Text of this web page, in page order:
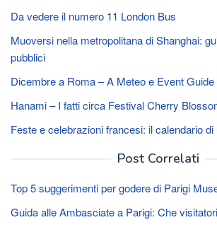
Da vedere il numero 11 London Bus
Muoversi nella metropolitana di Shanghai:
pubblici
Dicembre a Roma – A Meteo e Event Guide
Hanami – I fatti circa Festival Cherry
Feste e celebrazioni francesi: il calendario
Post Correlati
Top 5 suggerimenti per godere di Parigi
Guida alle Ambasciate a Parigi: Che